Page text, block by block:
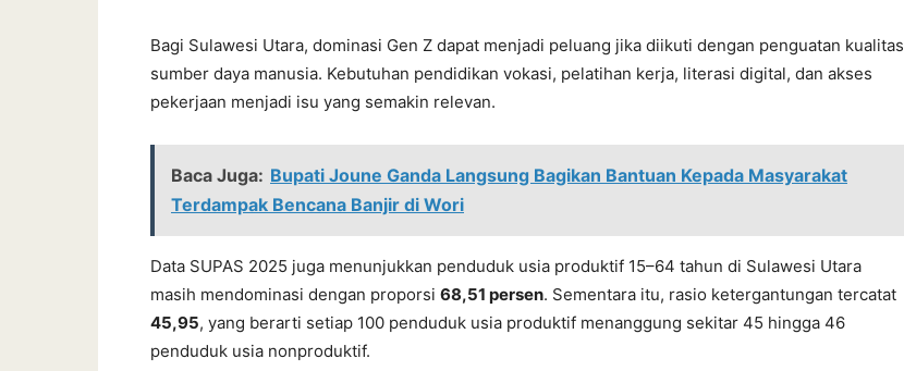
Bagi Sulawesi Utara, dominasi Gen Z dapat menjadi peluang jika diikuti dengan penguatan kualitas
sumber daya manusia. Kebutuhan pendidikan vokasi, pelatihan kerja, literasi digital, dan akses
pekerjaan menjadi isu yang semakin relevan.
Baca Juga: Bupati Joune Ganda Langsung Bagikan Bantuan Kepada Masyarakat
Terdampak Bencana Banjir di Wori
Data SUPAS 2025 juga menunjukkan penduduk usia produktif 15–64 tahun di Sulawesi Utara
masih mendominasi dengan proporsi 68,51 persen. Sementara itu, rasio ketergantungan tercatat
45,95, yang berarti setiap 100 penduduk usia produktif menanggung sekitar 45 hingga 46
penduduk usia nonproduktif.